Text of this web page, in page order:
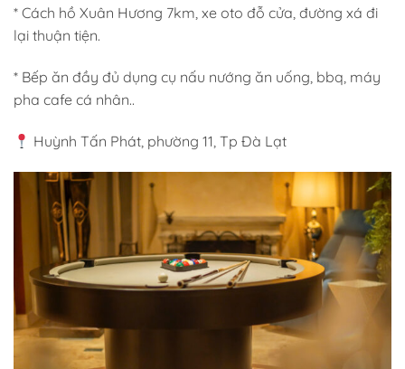
* Cách hồ Xuân Hương 7km, xe oto đỗ cửa, đường xá đi
lại thuận tiện.
* Bếp ăn đầy đủ dụng cụ nấu nướng ăn uống, bbq, máy
pha cafe cá nhân..
Huỳnh Tấn Phát, phường 11, Tp Đà Lạt